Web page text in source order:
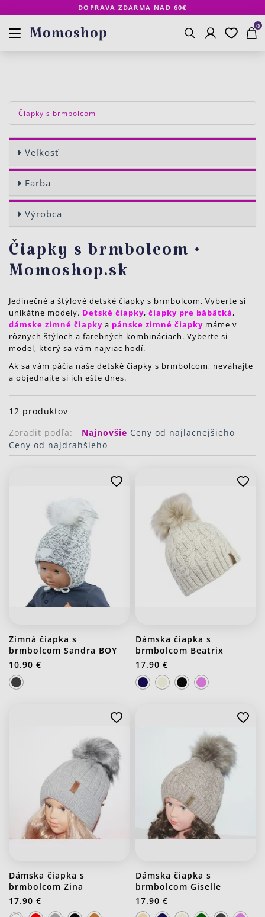
DOPRAVA ZDARMA NAD 60€
Vyhľadávanie
Košík
0
Obľúbené
Čiapky s brmbolcom
Veľkosť
Farba
Výrobca
Čiapky s brmbolcom •
Momoshop.sk
Jedinečné a štýlové detské čiapky s brmbolcom. Vyberte si
unikátne modely. Detské čiapky, čiapky pre bábätká,
dámske zimné čiapky a pánske zimné čiapky máme v
rôznych štýloch a farebných kombináciach. Vyberte si
model, ktorý sa vám najviac hodí.
Ak sa vám páčia naše detské čiapky s brmbolcom, neváhajte
a objednajte si ich ešte dnes.
12 produktov
Zoradiť podľa: Najnovšie Ceny od najlacnejšieho
Ceny od najdrahšieho
Zimná čiapka s
brmbolcom Sandra BOY
10.90 €
Dámska čiapka s
brmbolcom Beatrix
17.90 €
Dámska čiapka s
brmbolcom Zina
17.90 €
Dámska čiapka s
brmbolcom Giselle
17.90 €